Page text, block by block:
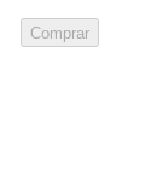
Comprar